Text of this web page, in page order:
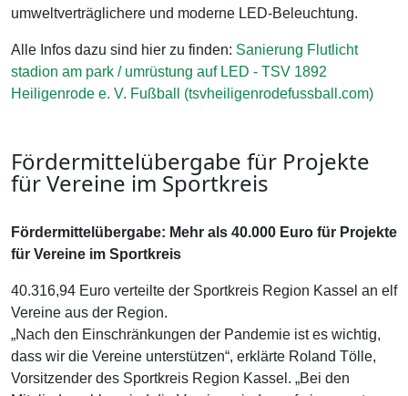
umweltverträglichere und moderne LED-Beleuchtung.
Alle Infos dazu sind hier zu finden: Sanierung Flutlicht
stadion am park / umrüstung auf LED - TSV 1892
Heiligenrode e. V. Fußball (tsvheiligenrodefussball.com)
Fördermittelübergabe für Projekte
für Vereine im Sportkreis
Fördermittelübergabe: Mehr als 40.000 Euro für Projekte
für Vereine im Sportkreis
40.316,94 Euro verteilte der Sportkreis Region Kassel an elf
Vereine aus der Region.
„Nach den Einschränkungen der Pandemie ist es wichtig,
dass wir die Vereine unterstützen“, erklärte Roland Tölle,
Vorsitzender des Sportkreis Region Kassel. „Bei den